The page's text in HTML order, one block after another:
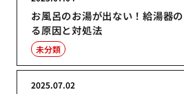
お風呂のお湯が出ない！給湯器
る原因と対処法
未分類
2025.07.02